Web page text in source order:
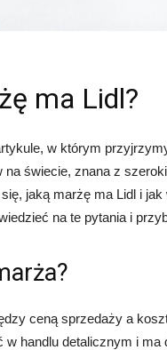
ma Lidl?
w którym
na świecie, znana z
jaką marżę ma Lidl i
na te pytania i
ceną sprzedaży a
w handlu detalicznym i